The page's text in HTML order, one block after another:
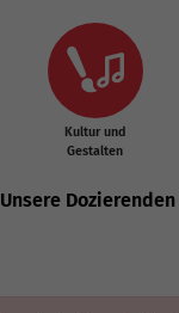
Kultur und
Gestalten
Unsere Dozierenden